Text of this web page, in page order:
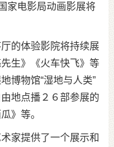
家电影局动画影展将
的体验影院将持续展
生》《火车快飞》等
博物馆“湿地与人类”
地点播２６部参展的
》等。
家提供了一个展示和